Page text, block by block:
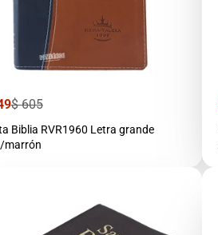
Precio
$ 605
Biblia RVR1960 Letra grande
marrón